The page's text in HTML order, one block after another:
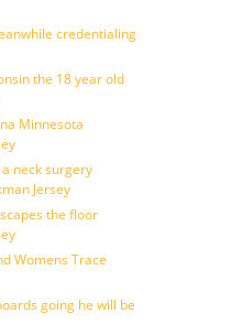
credentialing
the 18 year old
Minnesota
neck surgery
Jersey
the floor
Womens Trace
going he will be